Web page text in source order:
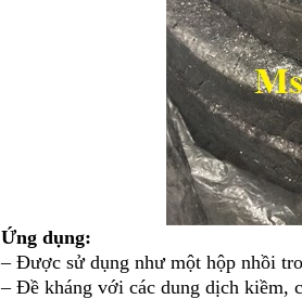
Ứng dụng:
– Được sử dụng như một hộp nhồi
– Đề kháng với các dung dịch kiềm,